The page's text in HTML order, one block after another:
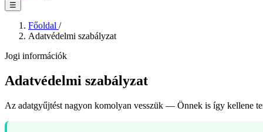
☰
Főoldal /
Adatvédelmi szabályzat
Jogi információk
Adatvédelmi szabályzat
Az adatgyűjtést nagyon komolyan vesszük — Önnek is így kellene